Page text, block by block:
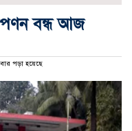
বন্ধ আজ
পড়া হয়েছে